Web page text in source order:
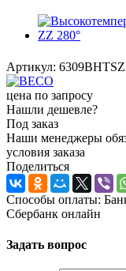
Артикул:
цена по запросу
Нашли дешевле?
Под заказ
Наши менеджеры
условия заказа
Поделиться
Способы оплаты:
Сбербанк онлайн
Задать вопрос